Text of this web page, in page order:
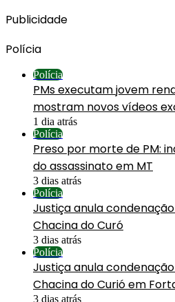
Publicidade
Polícia
Polícia
PMs executam jovem
mostram novos vídeos
1 dia atrás
Polícia
Preso por morte de PM:
do assassinato em MT
3 dias atrás
Polícia
Justiça anula
Chacina do Curó
3 dias atrás
Polícia
Justiça anula
Chacina do Curió em
3 dias atrás